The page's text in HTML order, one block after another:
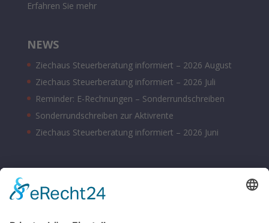
Erfahren Sie mehr
NEWS
Ziechaus Steuerberatung informiert – 2026 August
Ziechaus Steuerberatung informiert – 2026 Juli
Reminder: E-Rechnungen – Sonderrundschreiben
Sonderrundschreiben zur Aktivrente
Ziechaus Steuerberatung informiert – 2026 Juni
Montag – Donnerstag 08:00 – 17:00 Uhr